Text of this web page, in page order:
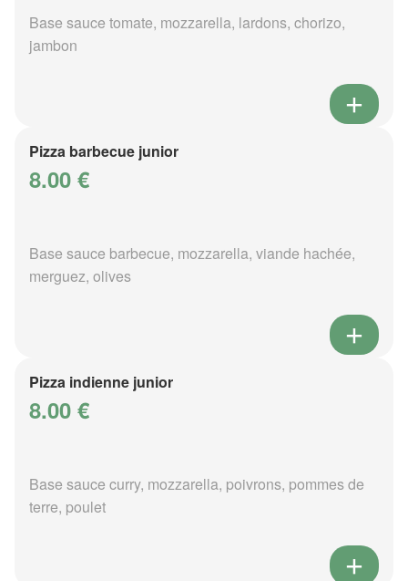
Base sauce tomate, mozzarella, lardons, chorizo,
jambon
Pizza barbecue junior
8.00 €
Base sauce barbecue, mozzarella, viande hachée,
merguez, olives
Pizza indienne junior
8.00 €
Base sauce curry, mozzarella, poivrons, pommes de
terre, poulet